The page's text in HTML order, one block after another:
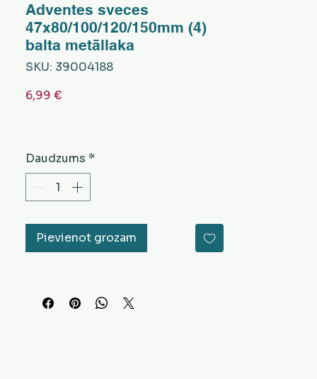
Adventes sveces
47x80/100/120/150mm (4)
balta metāllaka
SKU: 39004188
6,99 €
Daudzums *
Pievienot grozam